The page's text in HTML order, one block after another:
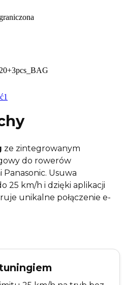
1
ze zintegrowanym
do rowerów
Usuwa
25 km/h i dzięki aplikacji
unikalne połączenie e-